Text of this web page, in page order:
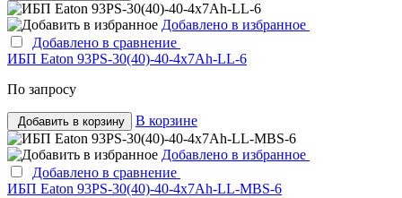
Добавлено в избранное
Добавлено в сравнение
ИБП Eaton 93PS-30(40)-40-4x7Ah-LL-6
По запросу
Добавить в корзину В корзине
Добавлено в избранное
Добавлено в сравнение
ИБП Eaton 93PS-30(40)-40-4x7Ah-LL-MBS-6